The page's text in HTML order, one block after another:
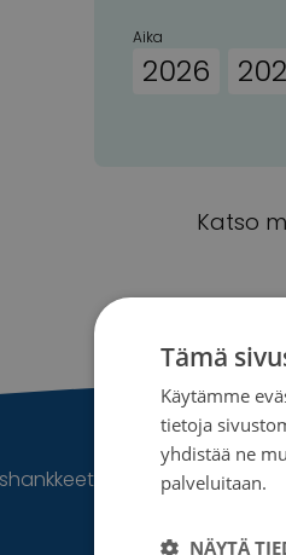
Aika
2026
Katso
Tämä
Käytämme
tietoja
yhdistää ne
palveluitaan.
NÄYTÄ